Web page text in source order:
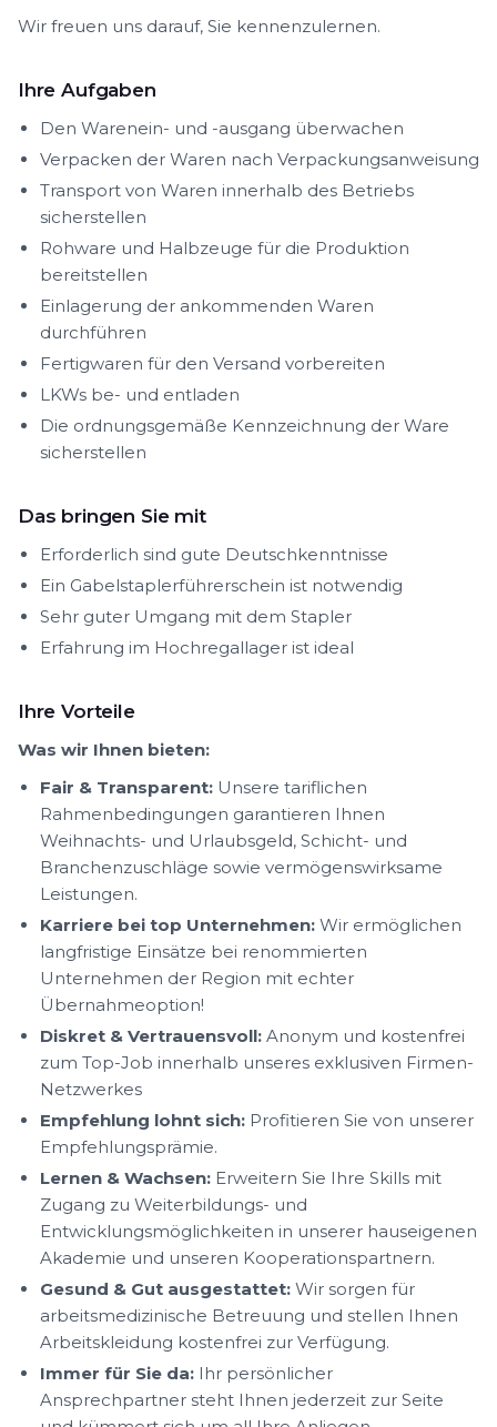
Wir freuen uns darauf, Sie kennenzulernen.
Ihre Aufgaben
Den Warenein- und -ausgang überwachen
Verpacken der Waren nach Verpackungsanweisung
Transport von Waren innerhalb des Betriebs
sicherstellen
Rohware und Halbzeuge für die Produktion
bereitstellen
Einlagerung der ankommenden Waren
durchführen
Fertigwaren für den Versand vorbereiten
LKWs be- und entladen
Die ordnungsgemäße Kennzeichnung der Ware
sicherstellen
Das bringen Sie mit
Erforderlich sind gute Deutschkenntnisse
Ein Gabelstaplerführerschein ist notwendig
Sehr guter Umgang mit dem Stapler
Erfahrung im Hochregallager ist ideal
Ihre Vorteile
Was wir Ihnen bieten:
Fair & Transparent: Unsere tariflichen
Rahmenbedingungen garantieren Ihnen
Weihnachts- und Urlaubsgeld, Schicht- und
Branchenzuschläge sowie vermögenswirksame
Leistungen.
Karriere bei top Unternehmen: Wir ermöglichen
langfristige Einsätze bei renommierten
Unternehmen der Region mit echter
Übernahmeoption!
Diskret & Vertrauensvoll: Anonym und kostenfrei
zum Top-Job innerhalb unseres exklusiven Firmen-
Netzwerkes
Empfehlung lohnt sich: Profitieren Sie von unserer
Empfehlungsprämie.
Lernen & Wachsen: Erweitern Sie Ihre Skills mit
Zugang zu Weiterbildungs- und
Entwicklungsmöglichkeiten in unserer hauseigenen
Akademie und unseren Kooperationspartnern.
Gesund & Gut ausgestattet: Wir sorgen für
arbeitsmedizinische Betreuung und stellen Ihnen
Arbeitskleidung kostenfrei zur Verfügung.
Immer für Sie da: Ihr persönlicher
Ansprechpartner steht Ihnen jederzeit zur Seite